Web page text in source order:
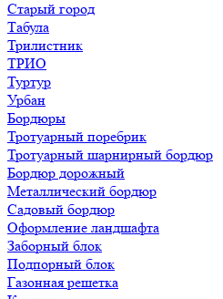
Старый город
Табула
Трилистник
ТРИО
Туртур
Урбан
Бордюры
Тротуарный поребрик
Тротуарный шарнирный бордюр
Бордюр дорожный
Металлический бордюр
Садовый бордюр
Оформление ландшафта
Заборный блок
Подпорный блок
Газонная решетка